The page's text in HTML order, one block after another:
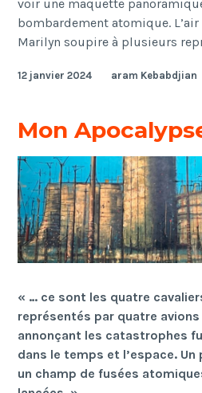
voir une maquette
bombardement atomique.
Marilyn soupire à plusieurs
12 janvier 2024 aram Kebabdjian
Mon
« … ce sont les quatre
représentés par quatre
annonçant les catastrophes
dans le temps et l’espace.
un champ de fusées